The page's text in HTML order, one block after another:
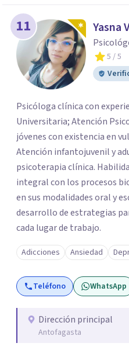
11 Yasna
5 / 5
Psicóloga clínica con
Universitaria; Atención
jóvenes con existencia en
Atención infantojuvenil y
psicoterapia clínica.
integral con los procesos
en sus modalidades oral y
desarrollo de estrategias
cada lugar de trabajo.
Adicciones Ansiedad
Teléfono WhatsApp
Dirección principal
Antofagasta